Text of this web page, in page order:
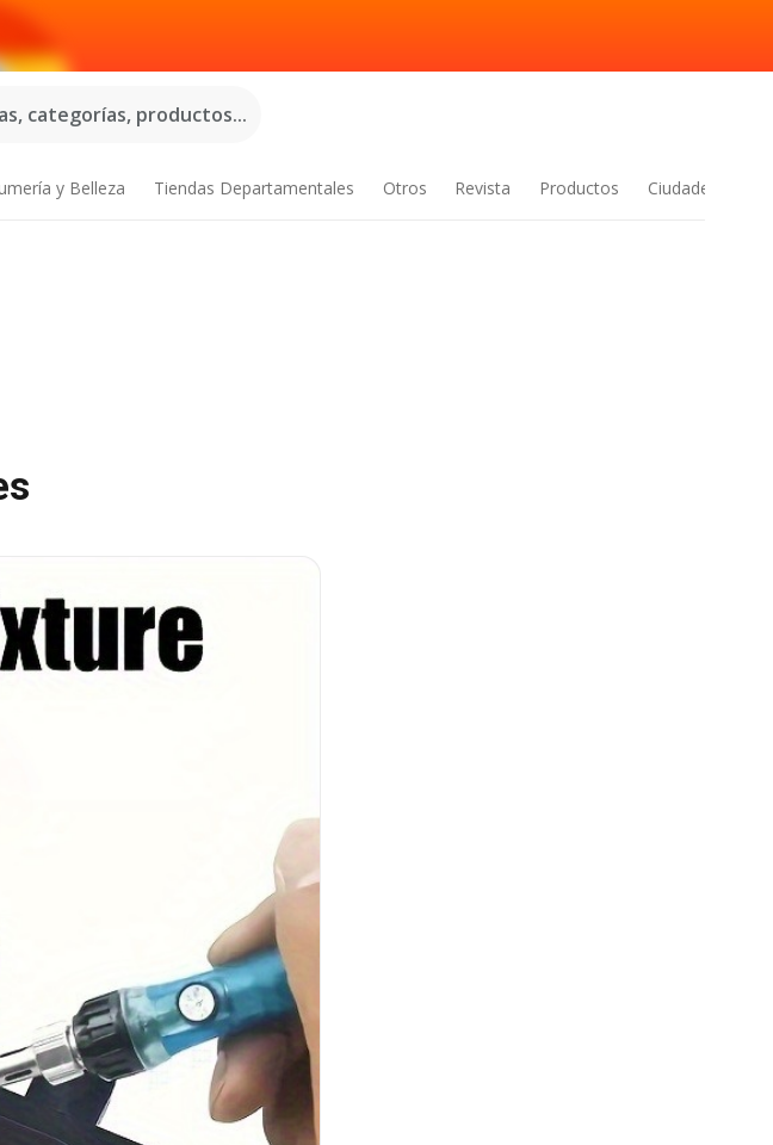
categorías, productos...
y Belleza Tiendas Departamentales Otros Revista Productos Ciudades